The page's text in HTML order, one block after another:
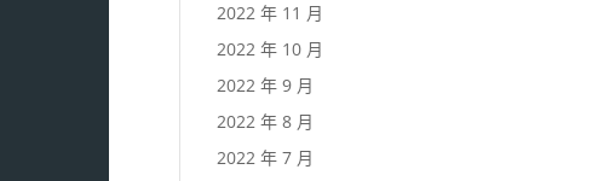
2022 年 11 月
2022 年 10 月
2022 年 9 月
2022 年 8 月
2022 年 7 月